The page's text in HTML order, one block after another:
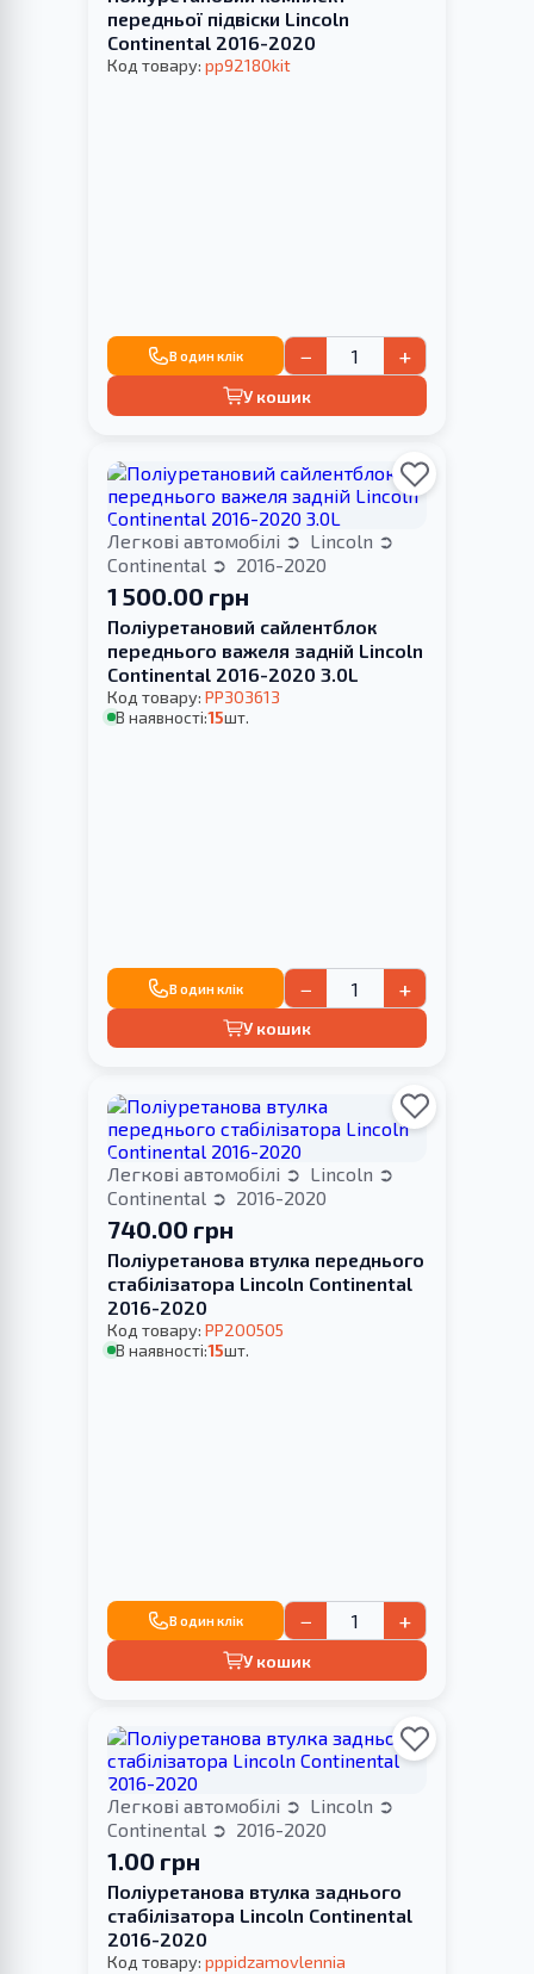
передньої підвіски Lincoln
Continental 2016-2020
Код товару: pp92180kit
В один клік − +
У кошик
Легкові автомобілі
Lincoln
Continental
2016-2020
1 500.00 грн
Поліуретановий сайлентблок
переднього важеля задній Lincoln
Continental 2016-2020 3.0L
Код товару: PP303613
В наявності:15шт.
В один клік − +
У кошик
Легкові автомобілі
Lincoln
Continental
2016-2020
740.00 грн
Поліуретанова втулка переднього
стабілізатора Lincoln Continental
2016-2020
Код товару: PP200505
В наявності:15шт.
В один клік − +
У кошик
Легкові автомобілі
Lincoln
Continental
2016-2020
1.00 грн
Поліуретанова втулка заднього
стабілізатора Lincoln Continental
2016-2020
Код товару: pppidzamovlennia